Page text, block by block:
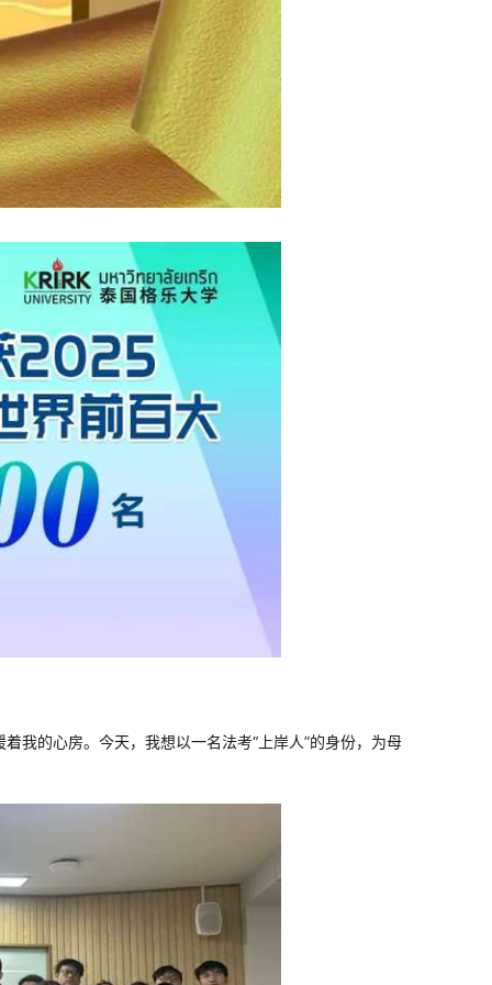
我的心房。今天，我想以一名法考“上岸人”的身份，为母